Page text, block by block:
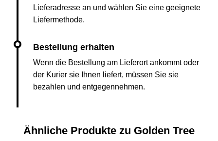
Lieferadresse an und wählen Sie eine geeignete
Liefermethode.
Wenn die Bestellung am Lieferort ankommt oder
der Kurier sie Ihnen liefert, müssen Sie sie
bezahlen und entgegennehmen.
Ähnliche Produkte zu Golden Tree